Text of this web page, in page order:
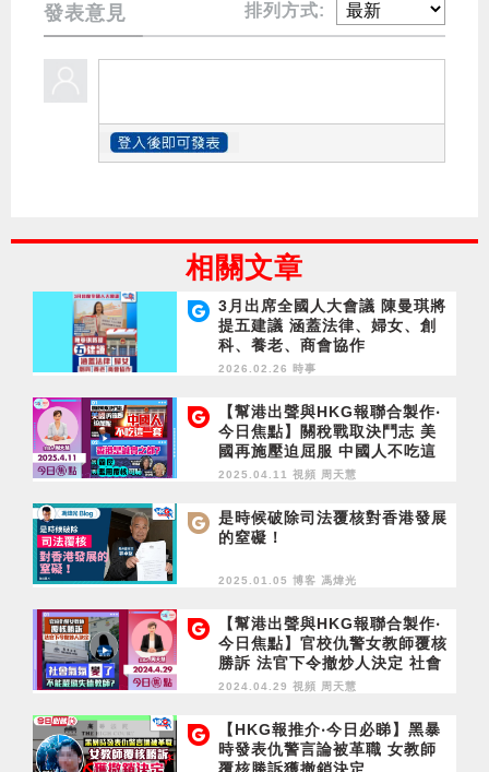
發表意見 排列方式:
相關文章
3月出席全國人大會議 陳曼琪將
提五建議 涵蓋法律、婦女、創
科、養老、商會協作
2026.02.26 時事
【幫港出聲與HKG報聯合製作‧
今日焦點】關稅戰取決鬥志 美
國再施壓迫屈服 中國人不吃這
一套 香港是誠實之都？涉霸屋
2025.04.11 視頻 周天慧
是時候破除司法覆核對香港發展
的窒礙！
2025.01.05 博客 馮煒光
【幫港出聲與HKG報聯合製作‧
今日焦點】官校仇警女教師覆核
勝訴 法官下令撤炒人決定 社會
氣氛變了 不能嚴懲失德教師？
2024.04.29 視頻 周天慧
【HKG報推介‧今日必睇】黑暴
時發表仇警言論被革職 女教師